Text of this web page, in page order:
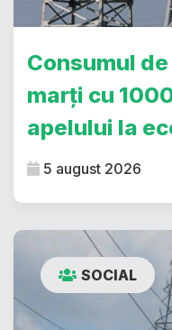
Consumul
marți cu
apelului la
5 august 2026
SOCIAL